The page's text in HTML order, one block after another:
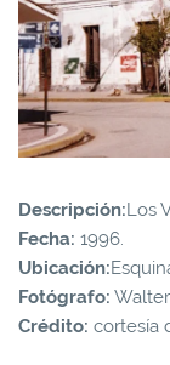
Descripción:Los
Fecha: 1996.
Ubicación:
Fotógrafo:
Crédito: cortesía